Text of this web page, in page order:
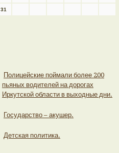
31
Полицейские поймали более 200
пьяных водителей на дорогах
Иркутской области в выходные дни.
Государство – акушер.
Детская политика.